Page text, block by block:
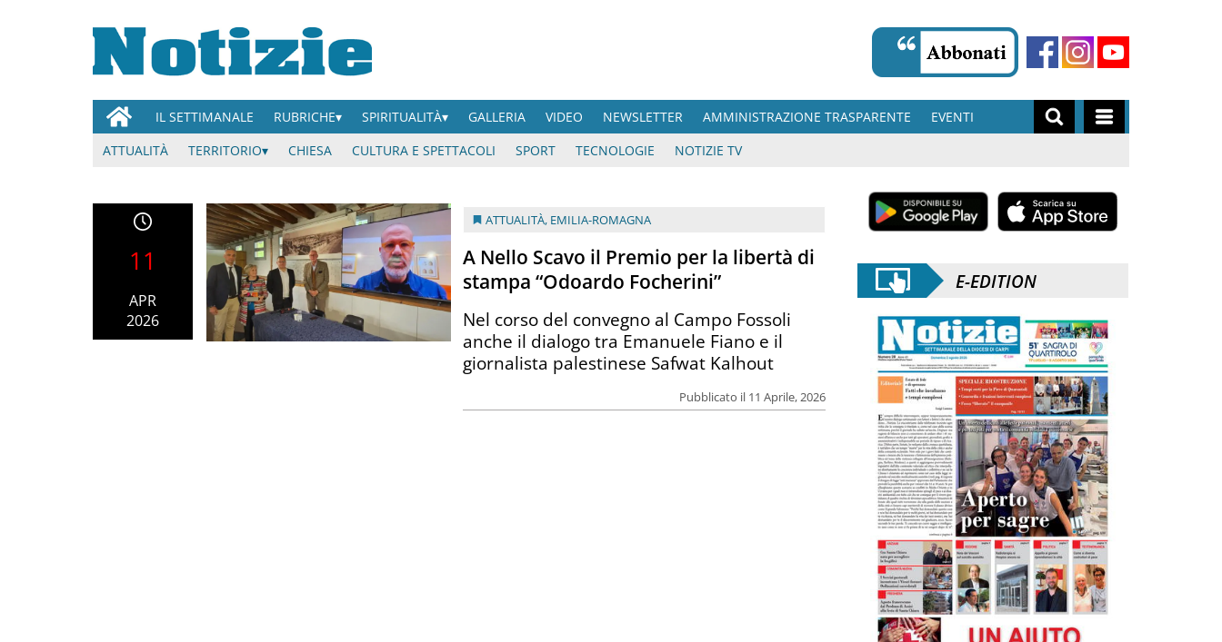
IL SETTIMANALE RUBRICHE SPIRITUALITÀ GALLERIA VIDEO NEWSLETTER AMMINISTRAZIONE TRASPARENTE
EVENTI
ATTUALITÀ
TERRITORIO CHIESA CULTURA E SPETTACOLI SPORT TECNOLOGIE NOTIZIE TV
11
APR
2026
ATTUALITÀ, EMILIA-ROMAGNA
A Nello Scavo il Premio per la libertà di
stampa “Odoardo Focherini”
Pubblicato il 11 Aprile, 2026
Nel corso del convegno al Campo Fossoli
anche il dialogo tra Emanuele Fiano e il
giornalista palestinese Safwat Kalhout
E-EDITION